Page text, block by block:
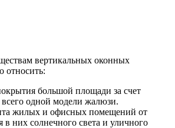
вертикальных оконных
относить:
большой площади за счет
всего одной модели жалюзи.
жилых и офисных помещений от
в них солнечного света и уличного